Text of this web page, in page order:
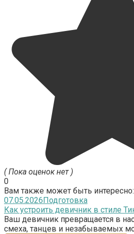
( Пока оценок нет )
0
Вам также может быть интересно:
07.05.2026Подготовка
Как устроить девичник в стиле
Ваш девичник превращается в
смеха, танцев и незабываемых